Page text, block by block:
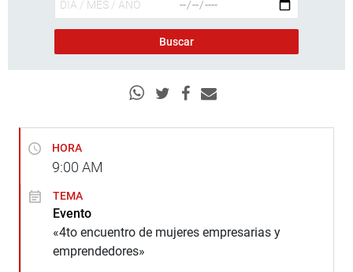
HORA
9:00 AM
TEMA
Evento
«4to encuentro de mujeres empresarias y
emprendedores»